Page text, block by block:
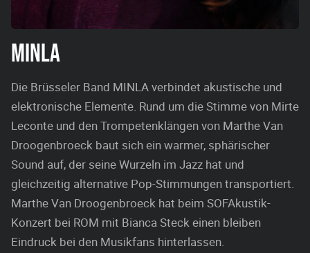
MINLA
Die Brüsseler Band MINLA verbindet akustische und
elektronische Elemente. Rund um die Stimme von Mirte
Leconte und den Trompetenklängen von Marthe Van
Droogenbroeck baut sich ein warmer, sphärischer
Sound auf, der seine Wurzeln im Jazz hat und
gleichzeitig alternative Pop-Stimmungen transportiert.
Marthe Van Droogenbroeck hat beim SOFAkustik-
Konzert bei ROM mit Bianca Steck einen bleiben
Eindruck bei den Musikfans hinterlassen.